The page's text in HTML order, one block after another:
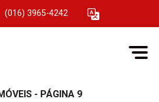
(016) 3965-4242
- PÁGINA 9